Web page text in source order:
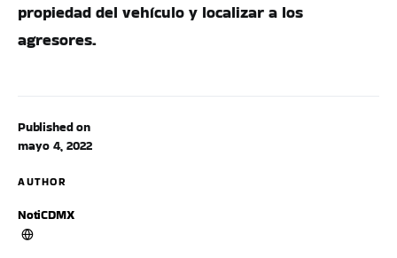
Published on
mayo 4, 2022
AUTHOR
NotiCDMX
propiedad del vehículo y localizar a los
agresores.